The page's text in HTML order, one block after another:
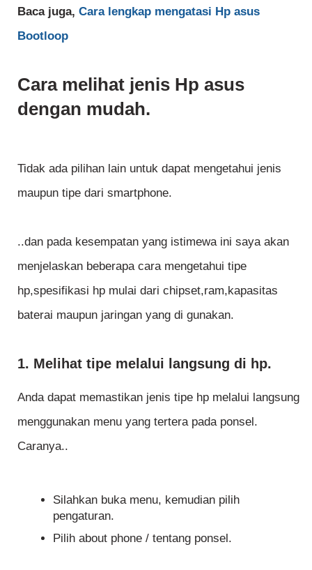
Baca juga, Cara lengkap mengatasi Hp asus
Bootloop
Cara melihat jenis Hp asus
dengan mudah.
Tidak ada pilihan lain untuk dapat mengetahui jenis
maupun tipe dari smartphone.
..dan pada kesempatan yang istimewa ini saya akan
menjelaskan beberapa cara mengetahui tipe
hp,spesifikasi hp mulai dari chipset,ram,kapasitas
baterai maupun jaringan yang di gunakan.
1. Melihat tipe melalui langsung di hp.
Anda dapat memastikan jenis tipe hp melalui langsung
menggunakan menu yang tertera pada ponsel.
Caranya..
Silahkan buka menu, kemudian pilih
pengaturan.
Pilih about phone / tentang ponsel.